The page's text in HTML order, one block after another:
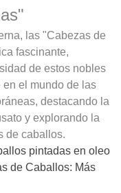
las "Cabezas de
fascinante,
de estos nobles
el mundo de las
destacando la
y explorando la
de caballos.
pintadas en oleo
de Caballos: Más